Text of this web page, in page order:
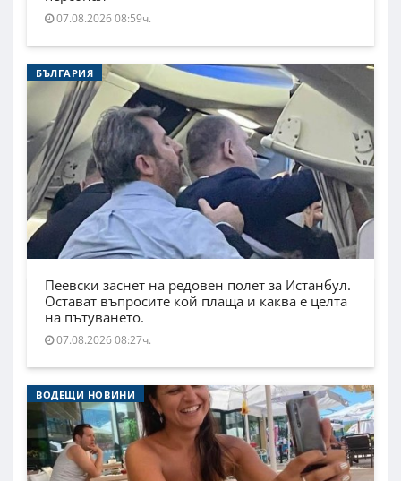
07.08.2026 08:59ч.
БЪЛГАРИЯ
Пеевски заснет на редовен полет за Истанбул.
Остават въпросите кой плаща и каква е целта
на пътуването.
07.08.2026 08:27ч.
ВОДЕЩИ НОВИНИ